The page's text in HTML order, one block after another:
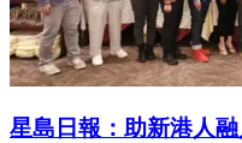
星島日報：助新港人